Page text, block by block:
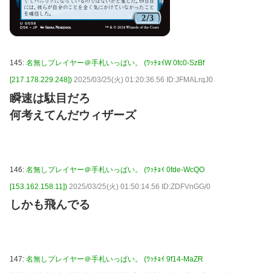
145: 名無しプレイヤー＠手札いっぱい。 (ﾜｯﾁｮｲW 0fc0-SzBf
[217.178.229.248]) 2025/03/25(火) 01:20:36.56 ID:JFMALrqJ0
瞬速は駄目だろ
何考えてんだウィザーズ
146: 名無しプレイヤー＠手札いっぱい。 (ﾜｯﾁｮｲ 0fde-WcQO
[153.162.158.11]) 2025/03/25(火) 01:50:14.56 ID:ZDFVnGG/0
しかも飛んでる
147: 名無しプレイヤー＠手札いっぱい。 (ﾜｯﾁｮｲ 9f14-MaZR